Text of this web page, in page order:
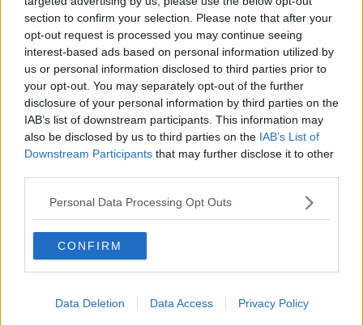
section to confirm your selection. Please note that after your
opt-out request is processed you may continue seeing
interest-based ads based on personal information utilized by
us or personal information disclosed to third parties prior to
your opt-out. You may separately opt-out of the further
disclosure of your personal information by third parties on the
IAB’s list of downstream participants. This information may
also be disclosed by us to third parties on the IAB’s List of
Downstream Participants that may further disclose it to other
Personal Data Processing Opt Outs
CONFIRM
Data Deletion Data Access Privacy Policy
In generale, i tre acconti costituiscono insieme il 50 per cento delle
imposte dovute in un anno. “I l nostro non è un invito a
delinquere,ma a usare consapevolmente lo strumento dello
sciopero come forma di protesta per chiedere più attenzione, in
questo caso con l’interruzione non di servizio, ma di pagamento. È
un diritto riconosciuto e tutelato dalla Costituzione”, ribadisceAnna
Lapini, presidente di Confcommercio Toscana e promotrice
dell’azione di protesta fiscale.
Lapini aggiunge: “Se il governo dovesse confermare questo rinvio,
caso, il rinvio non basterebbe: serve la cancellazione delle imposte
per questoannus horribilis”.
Ultima annotazione: per la
seconda rata dell’acconto per i
contributi previdenziali Inps per imprenditori e professionisti
in scadenza il prossimo 30 novembre, Confcommercio Toscana fa
Lo sciopero fiscale ideato dall’associazione di categoria può essere